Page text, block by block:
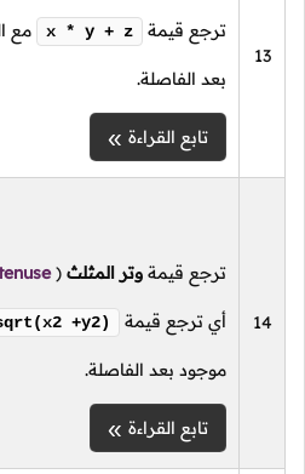
13
ترجع قيمة x * y + z مع
بعد الفاصلة.
تابع القراءة
14
ترجع قيمة وتر المثلث (
أي ترجع قيمة +y2)
موجود بعد الفاصلة.
تابع القراءة